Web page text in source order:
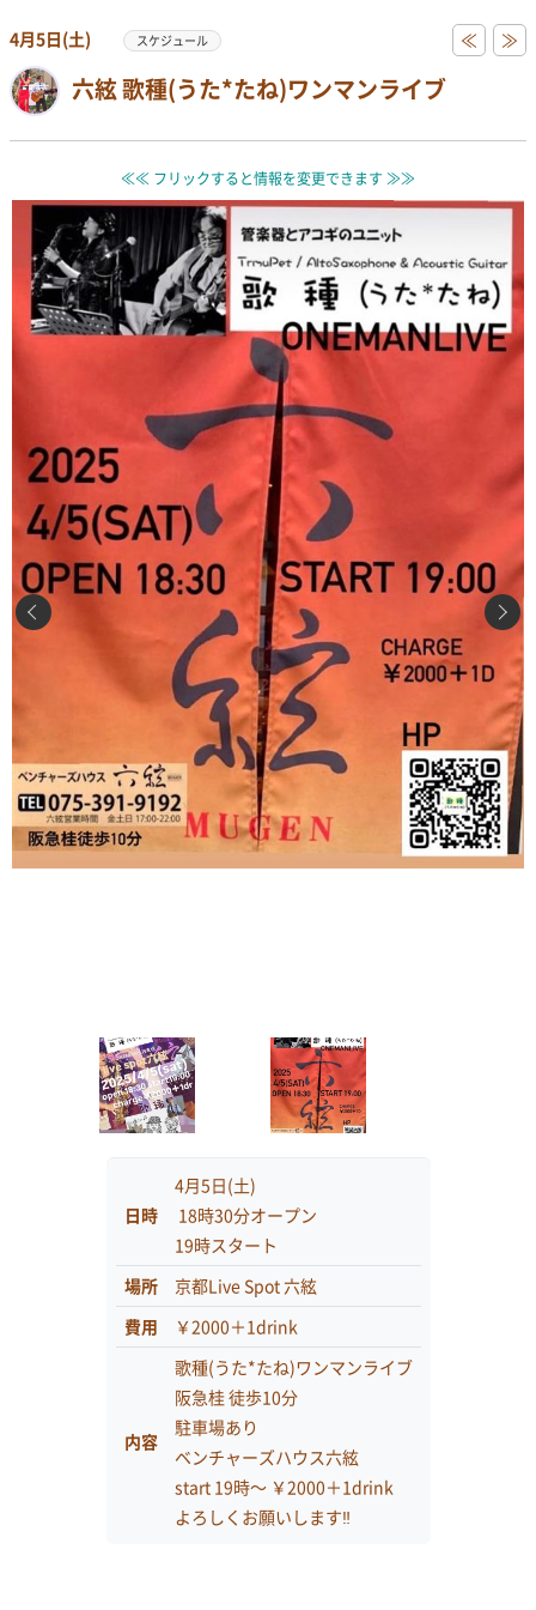
4月5日(土) スケジュール ≪ ≫
六絃 歌種(うた*たね)ワンマンライブ
≪≪ フリックすると情報を変更できます ≫≫
日時
4月5日(土)
18時30分オープン
19時スタート
場所
京都Live Spot 六絃
費用
￥2000＋1drink
内容
歌種(うた*たね)ワンマンライブ
阪急桂 徒歩10分
駐車場あり
ベンチャーズハウス六絃
start 19時～ ￥2000＋1drink
よろしくお願いします‼️